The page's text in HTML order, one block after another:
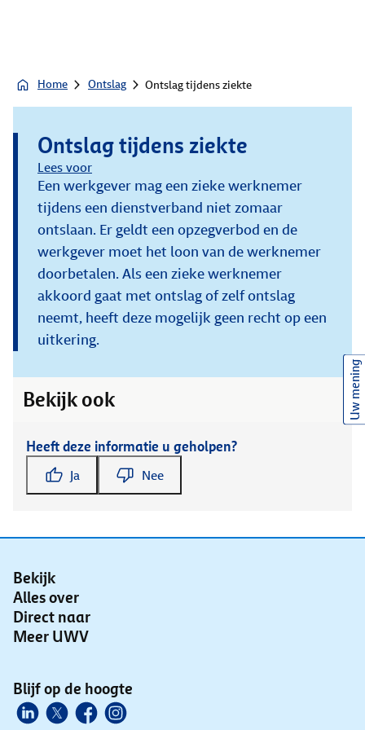
Home Ontslag Ontslag tijdens ziekte
Ontslag tijdens ziekte
Lees voor
Een werkgever mag een zieke werknemer
tijdens een dienstverband niet zomaar
ontslaan. Er geldt een opzegverbod en de
werkgever moet het loon van de werknemer
doorbetalen. Als een zieke werknemer
akkoord gaat met ontslag of zelf ontslag
neemt, heeft deze mogelijk geen recht op een
uitkering.
Bekijk ook
Heeft deze informatie u geholpen?
Ja Nee
Bekijk
Alles over
Direct naar
Meer UWV
Blijf op de hoogte
Uw mening